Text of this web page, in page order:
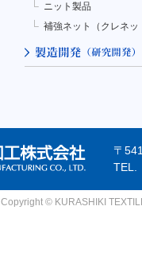
ニット製品
補強ネット（クレネッ
〒
TEL.
Copyright © KURASHIKI